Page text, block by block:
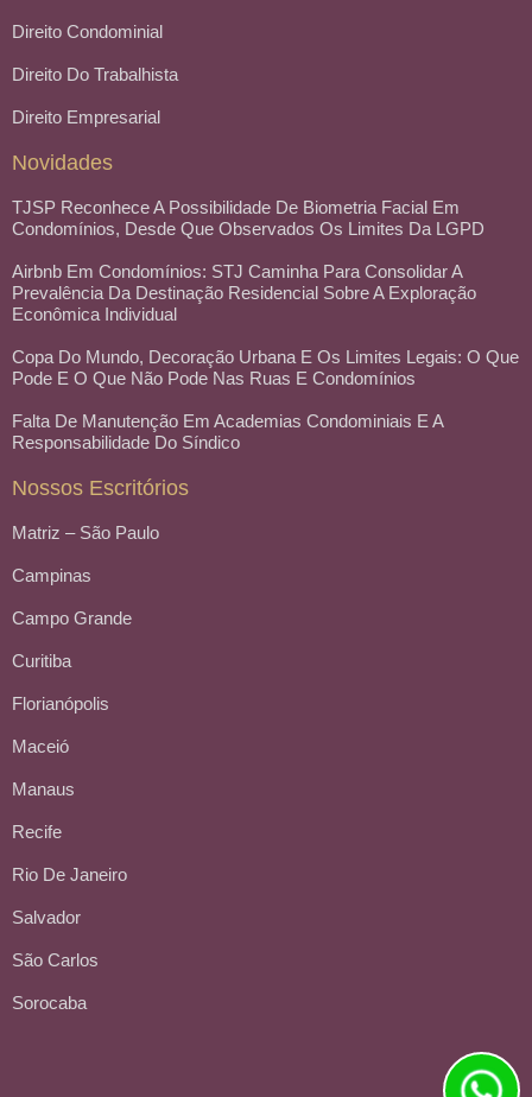
Direito Condominial
Direito Do Trabalhista
Direito Empresarial
Novidades
TJSP Reconhece A Possibilidade De Biometria Facial Em
Condomínios, Desde Que Observados Os Limites Da LGPD
Airbnb Em Condomínios: STJ Caminha Para Consolidar A
Prevalência Da Destinação Residencial Sobre A Exploração
Econômica Individual
Copa Do Mundo, Decoração Urbana E Os Limites Legais: O Que
Pode E O Que Não Pode Nas Ruas E Condomínios
Falta De Manutenção Em Academias Condominiais E A
Responsabilidade Do Síndico
Nossos Escritórios
Matriz – São Paulo
Campinas
Campo Grande
Curitiba
Florianópolis
Maceió
Manaus
Recife
Rio De Janeiro
Salvador
São Carlos
Sorocaba